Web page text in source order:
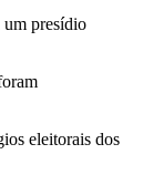
um presídio
eleitorais dos